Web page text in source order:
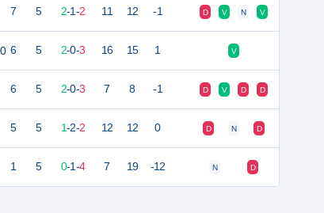
7 5 2-1-2 11 12 -1 D V N V
6 5 2-0-3 16 15 1 V
6 5 2-0-3 7 8 -1 D V D D
5 5 1-2-2 12 12 0 D N D
1 5 0-1-4 7 19 -12 N D